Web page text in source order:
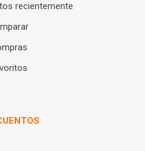
recientemente